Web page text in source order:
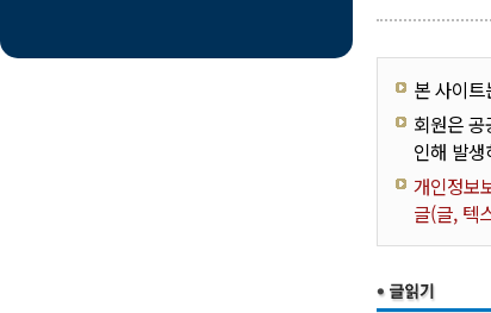
본 사이
회원은
인해 발
개인정보
글(글, 텍